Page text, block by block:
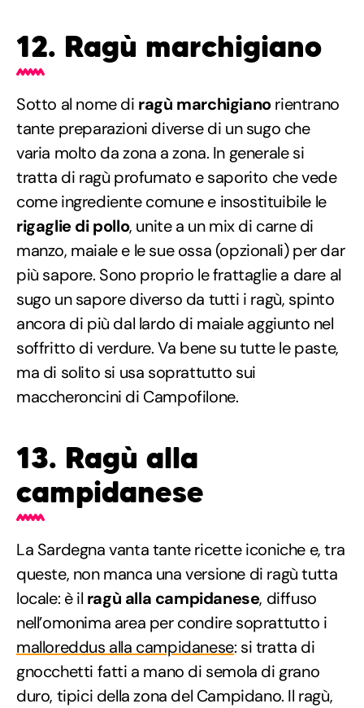
12. Ragù marchigiano
Sotto al nome di ragù marchigianorientrano
tante preparazioni diverse di un sugo che
varia molto da zona a zona. In generale si
tratta di ragù profumato e saporito che vede
come ingrediente comune e insostituibile le
rigaglie di pollo, unite a un mix di carne di
manzo, maiale e le sue ossa (opzionali) per dar
più sapore. Sono proprio le frattaglie a dare al
sugo un sapore diverso da tutti i ragù, spinto
ancora di più dal lardo di maiale aggiunto nel
soffritto di verdure. Va bene su tutte le paste,
ma di solito si usa soprattutto sui
maccheroncini di Campofilone.
13. Ragù alla
campidanese
La Sardegna vanta tante ricette iconiche e, tra
queste, non manca una versione di ragù tutta
locale: è il ragù alla campidanese, diffuso
nell’omonima area per condire soprattutto i
malloreddus alla campidanese: si tratta di
gnocchetti fatti a mano di semola di grano
duro, tipici della zona del Campidano. Il ragù,